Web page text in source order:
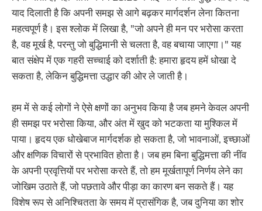
याद दिलाती है कि अपनी समझ से आगे बढ़कर मार्गदर्शन लेना कितना
महत्वपूर्ण है। इस श्लोक में लिखा है, "जो अपने ही मन पर भरोसा करता
है, वह मूर्ख है, परन्तु जो बुद्धिमानी से चलता है, वह बचाया जाएगा।" यह
बात संक्षेप में एक गहरी सच्चाई को दर्शाती है: हमारा हृदय हमें धोखा दे
सकता है, लेकिन बुद्धिमत्ता उद्धार की ओर ले जाती है।
हम में से कई लोगों ने ऐसे क्षणों का अनुभव किया है जब हमने केवल अपनी
ही समझ पर भरोसा किया, और अंत में खुद को भटकता या मुश्किल में
पाया। हृदय एक धोखेबाज मार्गदर्शक हो सकता है, जो भावनाओं, इच्छाओं
और क्षणिक विचारों से प्रभावित होता है। जब हम बिना बुद्धिमत्ता की नींव
के अपनी प्रवृत्तियों पर भरोसा करते हैं, तो हम मूर्खतापूर्ण निर्णय लेने का
जोखिम उठाते हैं, जो पछतावे और पीड़ा का कारण बन सकते हैं। यह
विशेष रूप से अनिश्चितता के समय में प्रासंगिक है, जब दुनिया का शोर